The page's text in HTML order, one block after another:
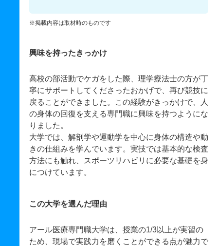
※掲載内容は取材時のものです
興味を持ったきっかけ
高校の部活動でケガをした際、理学療法士の方が丁
寧にサポートしてくださったおかげで、再び競技に
戻ることができました。この経験がきっかけで、人
の身体の回復を支える専門職に興味を持つようにな
りました。
大学では、解剖学や運動学を中心に身体の構造や動
きの仕組みを学んでいます。実技では基本的な検査
方法にも触れ、スポーツリハビリに必要な基礎を身
につけています。
この大学を選んだ理由
アール医療専門職大学は、授業の1/3以上が実習の
ため、現場で実践力を磨くことができる点が魅力で